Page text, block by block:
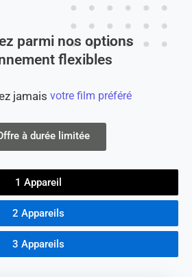
parmi nos options
flexibles
jamais votre film préféré
à durée limitée
1 Appareil
2 Appareils
3 Appareils